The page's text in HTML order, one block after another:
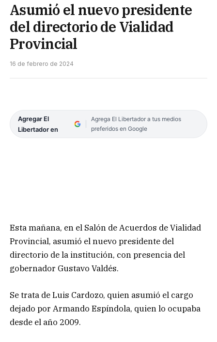
Asumió el nuevo presidente
del directorio de Vialidad
Provincial
16 de febrero de 2024
Agregar El
Libertador en
Agrega El Libertador a tus medios
preferidos en Google
Esta mañana, en el Salón de Acuerdos de Vialidad
Provincial, asumió el nuevo presidente del
directorio de la institución, con presencia del
gobernador Gustavo Valdés.
Se trata de Luis Cardozo, quien asumió el cargo
dejado por Armando Espíndola, quien lo ocupaba
desde el año 2009.